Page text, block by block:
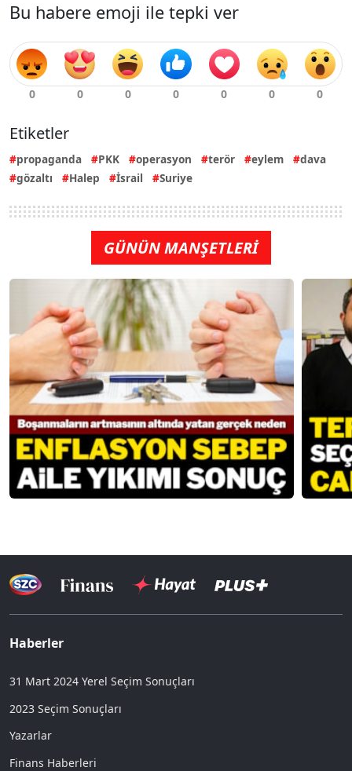
Bu habere emoji ile tepki ver
Etiketler
propaganda PKK operasyon terör eylem
dava
gözaltı
Halep İsrail Suriye
GÜNÜN MANŞETLERİ
Haberler
31 Mart 2024 Yerel Seçim Sonuçları
2023 Seçim Sonuçları
Yazarlar
Finans Haberleri